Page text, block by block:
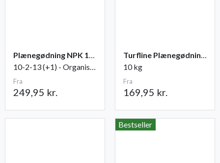
Plænegødning NPK 10-2-13 (+1) - organisk
10-2-13 (+1) - Organisk, 15 kg
Fra
249,95 kr.
Turfline Plænegødning NPK 14-3-15
10 kg
Fra
169,95 kr.
Bestseller